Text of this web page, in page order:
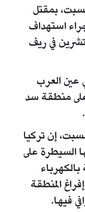
بمقتل
جراء استهداف
في ريف
عين العرب
منطقة سد
إن تركيا
السيطرة على
المنطقة
فيها.